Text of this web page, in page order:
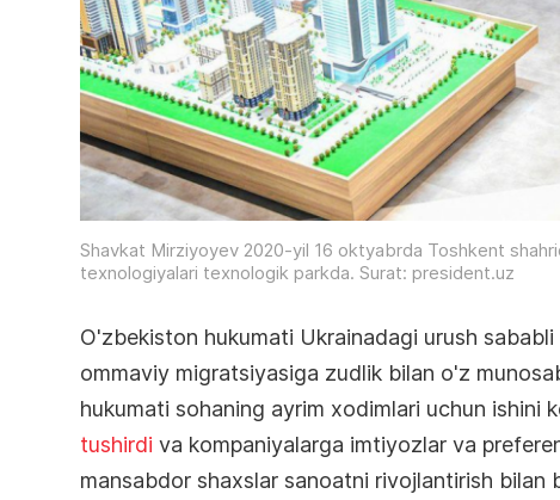
Shavkat Mirziyoyev 2020-yil 16 oktyabrda Toshkent
texnologiyalari texnologik parkda. Surat: president.uz
O'zbekiston hukumati Ukrainadagi urush sababli
ommaviy migratsiyasiga zudlik bilan o'z
hukumati sohaning ayrim xodimlari uchun ishini
tushirdi va kompaniyalarga imtiyozlar va
mansabdor shaxslar sanoatni rivojlantirish bilan